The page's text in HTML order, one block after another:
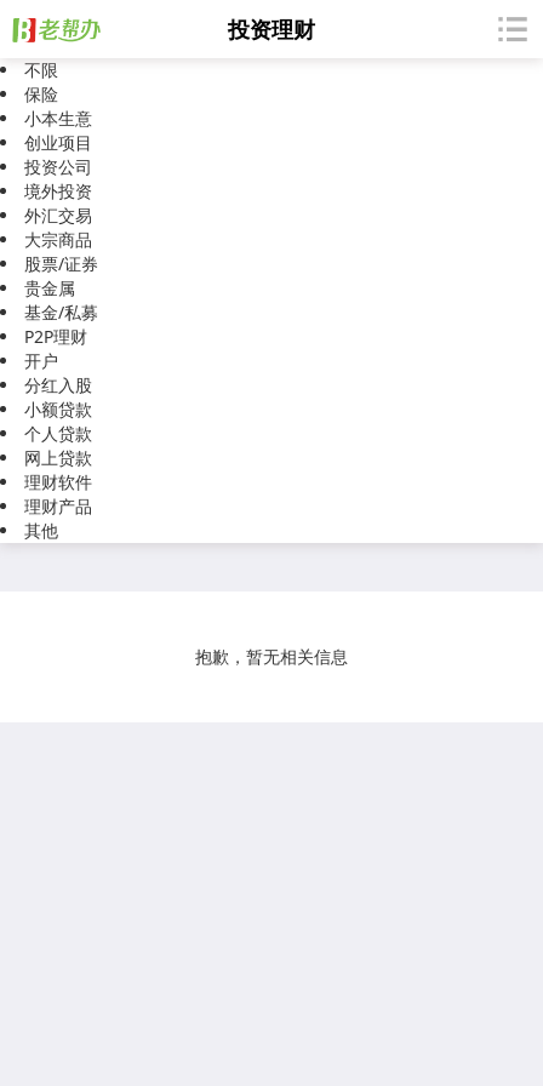
投资理财
不限
保险
小本生意
创业项目
投资公司
境外投资
外汇交易
大宗商品
股票/证券
贵金属
基金/私募
P2P理财
开户
分红入股
小额贷款
个人贷款
网上贷款
理财软件
理财产品
其他
抱歉，暂无相关信息